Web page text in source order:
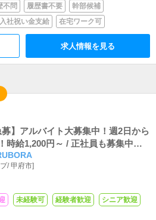
不問 履歴書不要
幹部候補
入社祝い金支給 在宅ワーク可
求人情報を見る
募】アルバイト大募集中！週2日から
時給1,200円～ / 正社員も募集中！
30万～
/甲府市]
未経験可 経験者歓迎
シニア歓迎